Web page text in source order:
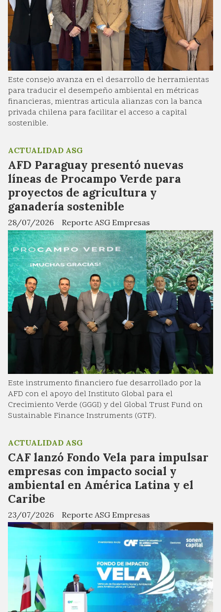
Este consejo avanza en el desarrollo de herramientas
para traducir el desempeño ambiental en métricas
financieras, mientras articula alianzas con la banca
privada chilena para facilitar el acceso a capital
sostenible.
AFD Paraguay presentó nuevas
líneas de Procampo Verde para
proyectos de agricultura y
ganadería sostenible
Reporte ASG Empresas
ACTUALIDAD ASG
28/07/2026
Este instrumento financiero fue desarrollado por la
AFD con el apoyo del Instituto Global para el
Crecimiento Verde (GGGI) y del Global Trust Fund on
Sustainable Finance Instruments (GTF).
CAF lanzó Fondo Vela para impulsar
empresas con impacto social y
ambiental en América Latina y el
Caribe
Reporte ASG Empresas
ACTUALIDAD ASG
23/07/2026